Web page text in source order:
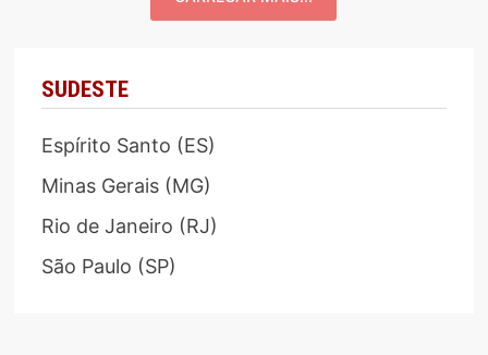
SUDESTE
Espírito Santo (ES)
Minas Gerais (MG)
Rio de Janeiro (RJ)
São Paulo (SP)